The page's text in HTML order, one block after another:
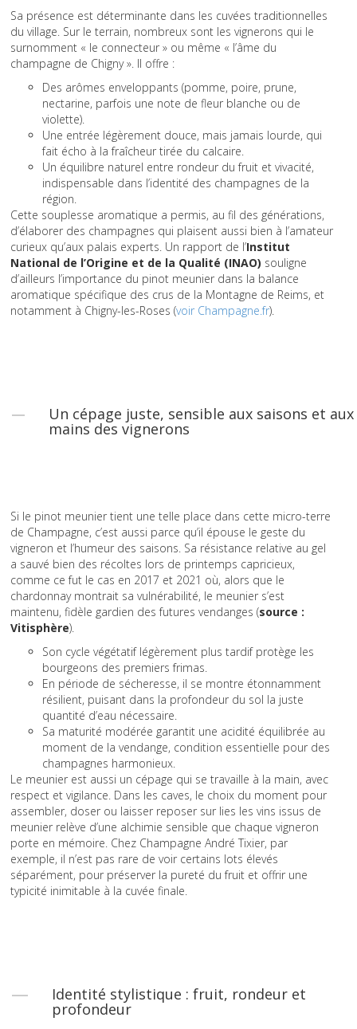
Sa présence est déterminante dans les cuvées traditionnelles
du village. Sur le terrain, nombreux sont les vignerons qui le
surnomment « le connecteur » ou même « l’âme du
champagne de Chigny ». Il offre :
Des arômes enveloppants (pomme, poire, prune,
nectarine, parfois une note de fleur blanche ou de
violette).
Une entrée légèrement douce, mais jamais lourde, qui
fait écho à la fraîcheur tirée du calcaire.
Un équilibre naturel entre rondeur du fruit et vivacité,
indispensable dans l’identité des champagnes de la
région.
Cette souplesse aromatique a permis, au fil des générations,
d’élaborer des champagnes qui plaisent aussi bien à l’amateur
curieux qu’aux palais experts. Un rapport de l’Institut
National de l’Origine et de la Qualité (INAO) souligne
d’ailleurs l’importance du pinot meunier dans la balance
aromatique spécifique des crus de la Montagne de Reims, et
notamment à Chigny-les-Roses (voir Champagne.fr).
Un cépage juste, sensible aux saisons et aux
mains des vignerons
Si le pinot meunier tient une telle place dans cette micro-terre
de Champagne, c’est aussi parce qu’il épouse le geste du
vigneron et l’humeur des saisons. Sa résistance relative au gel
a sauvé bien des récoltes lors de printemps capricieux,
comme ce fut le cas en 2017 et 2021 où, alors que le
chardonnay montrait sa vulnérabilité, le meunier s’est
maintenu, fidèle gardien des futures vendanges (source :
Vitisphère).
Son cycle végétatif légèrement plus tardif protège les
bourgeons des premiers frimas.
En période de sécheresse, il se montre étonnamment
résilient, puisant dans la profondeur du sol la juste
quantité d’eau nécessaire.
Sa maturité modérée garantit une acidité équilibrée au
moment de la vendange, condition essentielle pour des
champagnes harmonieux.
Le meunier est aussi un cépage qui se travaille à la main, avec
respect et vigilance. Dans les caves, le choix du moment pour
assembler, doser ou laisser reposer sur lies les vins issus de
meunier relève d’une alchimie sensible que chaque vigneron
porte en mémoire. Chez Champagne André Tixier, par
exemple, il n’est pas rare de voir certains lots élevés
séparément, pour préserver la pureté du fruit et offrir une
typicité inimitable à la cuvée finale.
Identité stylistique : fruit, rondeur et
profondeur